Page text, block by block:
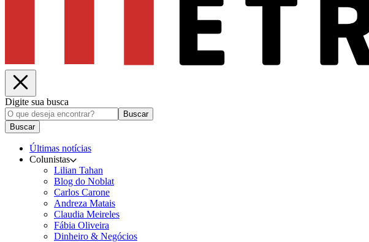
Digite sua busca
Buscar
Buscar
Últimas notícias
Colunistas
Lilian Tahan
Blog do Noblat
Carlos Carone
Andreza Matais
Claudia Meireles
Fábia Oliveira
Dinheiro & Negócios